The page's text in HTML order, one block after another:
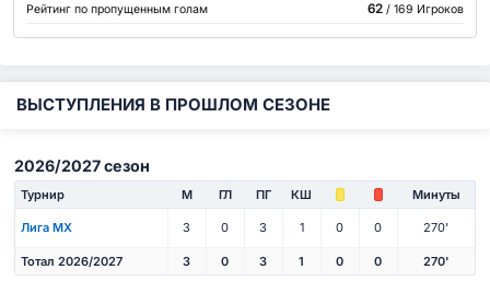
Рейтинг по пропущенным голам 62/ 169 Игроков
ВЫСТУПЛЕНИЯ В ПРОШЛОМ СЕЗОНЕ
2026/2027 сезон
Турнир М ГЛ ПГ КШ Минуты
Лига МХ 3 0 3 1 0 0 270'
Тотал 2026/2027 3 0 3 1 0 0 270'